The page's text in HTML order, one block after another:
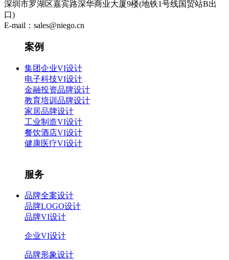
深圳市罗湖区嘉宾路深华商业大厦9楼(地铁1号线国贸站B出
口)
E-mail：sales@niego.cn
案例
集团企业VI设计
电子科技VI设计
金融投资品牌设计
教育培训品牌设计
家居品牌设计
工业制造VI设计
餐饮酒店VI设计
健康医疗VI设计
服务
品牌全案设计
品牌LOGO设计
品牌VI设计
企业VI设计
品牌形象设计